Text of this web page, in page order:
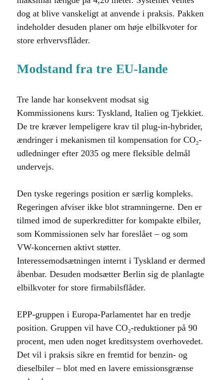
dog at blive vanskeligt at anvende i praksis. Pakken
indeholder desuden planer om høje elbilkvoter for
store erhvervsflåder.
Modstand fra tre EU-lande
Tre lande har konsekvent modsat sig
Kommissionens kurs: Tyskland, Italien og Tjekkiet.
De tre kræver lempeligere krav til plug-in-hybrider,
ændringer i mekanismen til kompensation for CO₂-
udledninger efter 2035 og mere fleksible delmål
undervejs.
Den tyske regerings position er særlig kompleks.
Regeringen afviser ikke blot stramningerne. Den er
tilmed imod de superkreditter for kompakte elbiler,
som Kommissionen selv har foreslået – og som
VW-koncernen aktivt støtter.
Interessemodsætningen internt i Tyskland er dermed
åbenbar. Desuden modsætter Berlin sig de planlagte
elbilkvoter for store firmabilsflåder.
EPP-gruppen i Europa-Parlamentet har en tredje
position. Gruppen vil have CO₂-reduktioner på 90
procent, men uden noget kreditsystem overhovedet.
Det vil i praksis sikre en fremtid for benzin- og
dieselbiler – blot med en lavere emissionsgrænse